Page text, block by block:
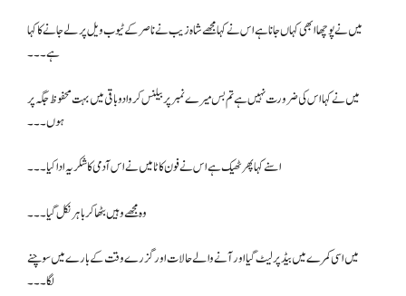
میں نے پوچھا ابھی کہاں جانا ہے اس نے کہا مجھے شاہ زیب نے ناصر کے ٹیوب ویل پر لے جانے کا کہا
ہے۔۔۔
میں نے کہا اس کی ضرورت نہیں ہے تم بس میرے نمبر پر بیلنس کروا دو باقی میں بہت محفوظ جگہ پر
ہوں۔۔۔
ا سنے کہا پھر ٹھیک ہے اس نے فون کاٹا میں نے اس آدمی کا شکریہ ادا کیا۔۔۔
وہ مجھے وہیں بٹھا کر باہر نکل گیا۔۔۔
میں اسی کمرے میں بیڈ پر لیٹ گیا اور آنے والے حالات اور گزرے وقت کے بارے میں سوچنے
لگا۔۔۔